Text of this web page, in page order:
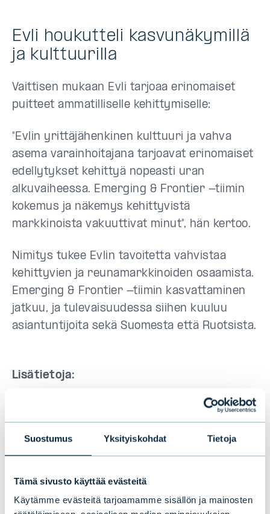
Suostumus Yksityiskohdat Tietoja
Tämä sivusto käyttää evästeitä
Käytämme evästeitä tarjoamamme sisällön ja mainosten
Evli houkutteli kasvunäkymillä
ja kulttuurilla
Vaittisen mukaan Evli tarjoaa erinomaiset
puitteet ammatilliselle kehittymiselle:
"Evlin yrittäjähenkinen kulttuuri ja vahva
asema varainhoitajana tarjoavat erinomaiset
edellytykset kehittyä nopeasti uran
alkuvaiheessa. Emerging & Frontier -tiimin
kokemus ja näkemys kehittyvistä
markkinoista vakuuttivat minut", hän kertoo.
Nimitys tukee Evlin tavoitetta vahvistaa
kehittyvien ja reunamarkkinoiden osaamista.
Emerging & Frontier -tiimin kasvattaminen
jatkuu, ja tulevaisuudessa siihen kuuluu
asiantuntijoita sekä Suomesta että Ruotsista.
Lisätietoja:
Rahastoyhtiö Oy,